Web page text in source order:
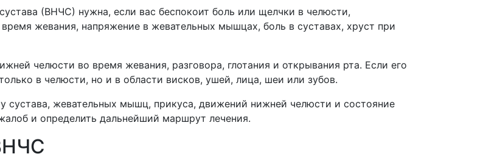
(ВНЧС) нужна, если вас беспокоит боль или щелчки в челюсти,
жевания, напряжение в жевательных мышцах, боль в суставах, хруст при
челюсти во время жевания, разговора, глотания и открывания рта. Если его
в челюсти, но и в области висков, ушей, лица, шеи или зубов.
сустава, жевательных мышц, прикуса, движений нижней челюсти и состояние
и определить дальнейший маршрут лечения.